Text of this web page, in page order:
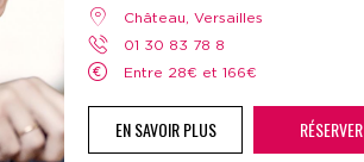
Château, Versailles
01 30 83 78 8
Entre 28€ et 166€
EN SAVOIR PLUS RÉSERVER